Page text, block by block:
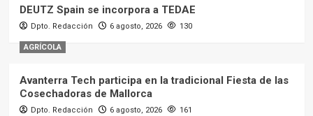
DEUTZ Spain se incorpora a TEDAE
Dpto. Redacción 6 agosto, 2026 130
AGRÍCOLA
Avanterra Tech participa en la tradicional Fiesta de las
Cosechadoras de Mallorca
Dpto. Redacción 6 agosto, 2026 161